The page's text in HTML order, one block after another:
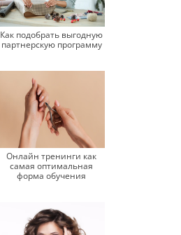
Как подобрать выгодную
партнерскую программу
Онлайн тренинги как
самая оптимальная
форма обучения